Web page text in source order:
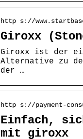
http s://
Giroxx
Giroxx ist der
Alternative zu
der …
http s://payment-
Einfach,
mit giroxx